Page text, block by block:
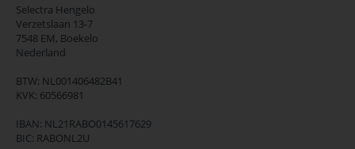
Selectra Hengelo
Verzetslaan 13-7
7548 EM, Boekelo
Nederland
BTW: NL001406482B41
KVK: 60566981
IBAN: NL21RABO0145617629
BIC: RABONL2U